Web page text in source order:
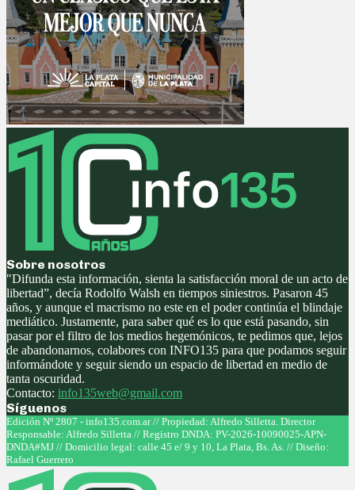
Sobre nosotros
"Difunda esta información, sienta la satisfacción moral de un acto de
libertad”, decía Rodolfo Walsh en tiempos siniestros. Pasaron 45
años, y aunque el macrismo no este en el poder continúa el blindaje
mediático. Justamente, para saber qué es lo que está pasando, sin
pasar por el filtro de los medios hegemónicos, te pedimos que, lejos
de abandonarnos, colabores con INFO135 para que podamos seguir
informándote y seguir siendo un espacio de libertad en medio de
tanta oscuridad.
Contacto: info135web@gmail.com
Síguenos
Facebook
Twitter
Instagram
Youtube
Edición Nº 2807 - info135.com.ar // Propiedad: Alfredo Silletta. Director
Responsable: Alfredo Silletta // Registro DNDA: PV-2026-10090025-APN-
DNDA#MJ // Domicilio legal: calle 45 e/ 9 y 10, La Plata, Bs. As. // Diseño:
Rafael Guerrero